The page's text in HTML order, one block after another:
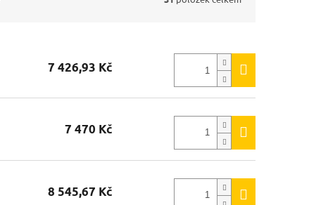
7 426,93 Kč
7 470 Kč
8 545,67 Kč